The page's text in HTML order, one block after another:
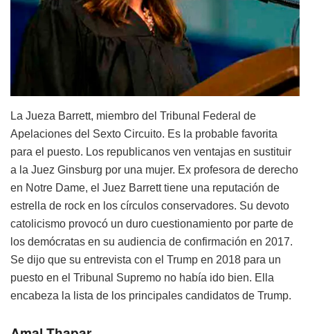
La Jueza Barrett, miembro del Tribunal Federal de
Apelaciones del Sexto Circuito. Es la probable favorita
para el puesto. Los republicanos ven ventajas en sustituir
a la Juez Ginsburg por una mujer. Ex profesora de derecho
en Notre Dame, el Juez Barrett tiene una reputación de
estrella de rock en los círculos conservadores. Su devoto
catolicismo provocó un duro cuestionamiento por parte de
los demócratas en su audiencia de confirmación en 2017.
Se dijo que su entrevista con el Trump en 2018 para un
puesto en el Tribunal Supremo no había ido bien. Ella
encabeza la lista de los principales candidatos de Trump.